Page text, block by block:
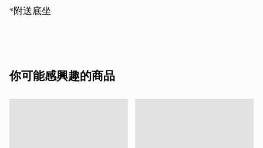
*附送底坐
你可能感興趣的商品